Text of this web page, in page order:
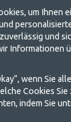
-
und
ein
gehören, bei
benötigen. Wir
um Ihnen
und
Informationen
wenn Sie
Cookies
indem Sie